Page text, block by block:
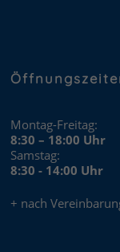
Montag-Freitag:
8:30 – 18:00 Uhr
Samstag:
8:30 - 14:00 Uhr
+ nach